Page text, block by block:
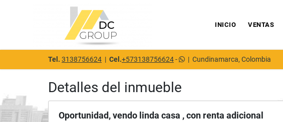
INICIO VENTAS
Tel. 3138756624 | Cel.+573138756624- | Cundinamarca, Colombia
Detalles del inmueble
Oportunidad, vendo linda casa , con renta adicional